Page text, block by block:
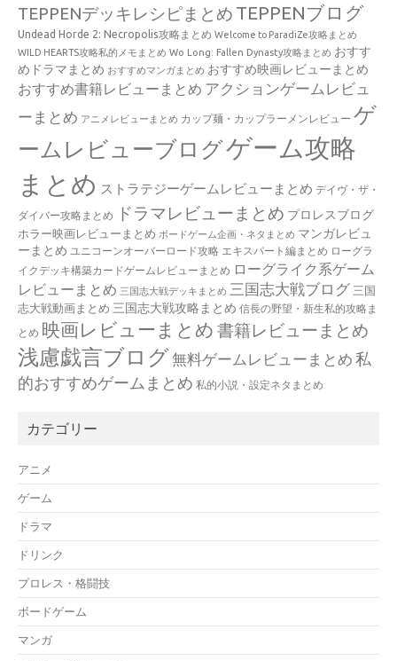
TEPPENデッキレシピまとめ TEPPENブログ
Undead Horde 2: Necropolis攻略まとめ Welcome to ParadiZe攻略まとめ
WILD HEARTS攻略私的メモまとめ Wo Long: Fallen Dynasty攻略まとめ おすす
めドラマまとめ おすすめマンガまとめ おすすめ映画レビューまとめ
おすすめ書籍レビューまとめ アクションゲームレビュ
ーまとめ アニメレビューまとめ カップ麺・カップラーメンレビュー ゲ
ームレビューブログゲーム攻略
まとめ ストラテジーゲームレビューまとめ デイヴ・ザ・
ダイバー攻略まとめ ドラマレビューまとめ プロレスブログ
ホラー映画レビューまとめ ボードゲーム企画・ネタまとめ マンガレビュ
ーまとめ ユニコーンオーバーロード攻略 エキスパート編まとめ ローグラ
イクデッキ構築カードゲームレビューまとめ ローグライク系ゲーム
レビューまとめ 三国志大戦デッキまとめ 三国志大戦ブログ 三国
志大戦動画まとめ 三国志大戦攻略まとめ 信長の野望・新生私的攻略ま
とめ 映画レビューまとめ 書籍レビューまとめ
浅慮戯言ブログ無料ゲームレビューまとめ 私
的おすすめゲームまとめ 私的小説・設定ネタまとめ
カテゴリー
アニメ
ゲーム
ドラマ
ドリンク
プロレス・格闘技
ボードゲーム
マンガ